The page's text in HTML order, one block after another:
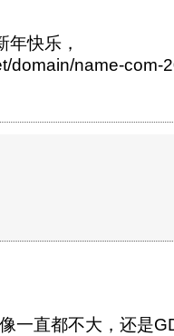
年快乐，
domain/name-com-
一直都不大，还是